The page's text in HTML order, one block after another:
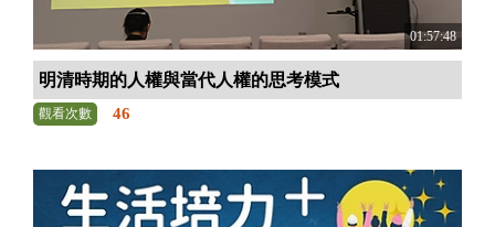
01:57:48
明清時期的人權與當代人權的思考模式
觀看次數 46